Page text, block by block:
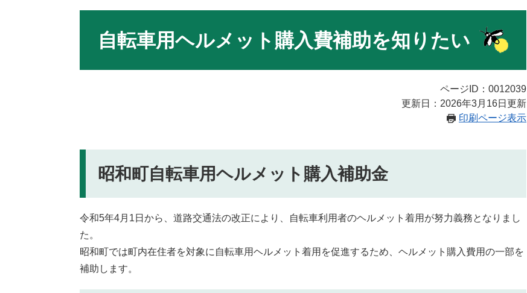
自転車用ヘルメット購入費補助を知りたい
ページID：0012039
更新日：2026年3月16日更新
印刷ページ表示
昭和町自転車用ヘルメット購入補助金
令和5年4月1日から、道路交通法の改正により、自転車利用者のヘルメット着用が努力義務となりまし
た。
昭和町では町内在住者を対象に自転車用ヘルメット着用を促進するため、ヘルメット購入費用の一部を
補助します。